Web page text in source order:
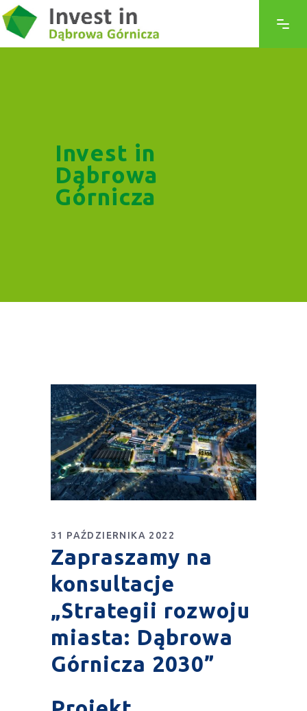
Invest in
Dąbrowa
Górnicza
31 PAŹDZIERNIKA 2022
Zapraszamy na
konsultacje
„Strategii rozwoju
miasta: Dąbrowa
Górnicza 2030”